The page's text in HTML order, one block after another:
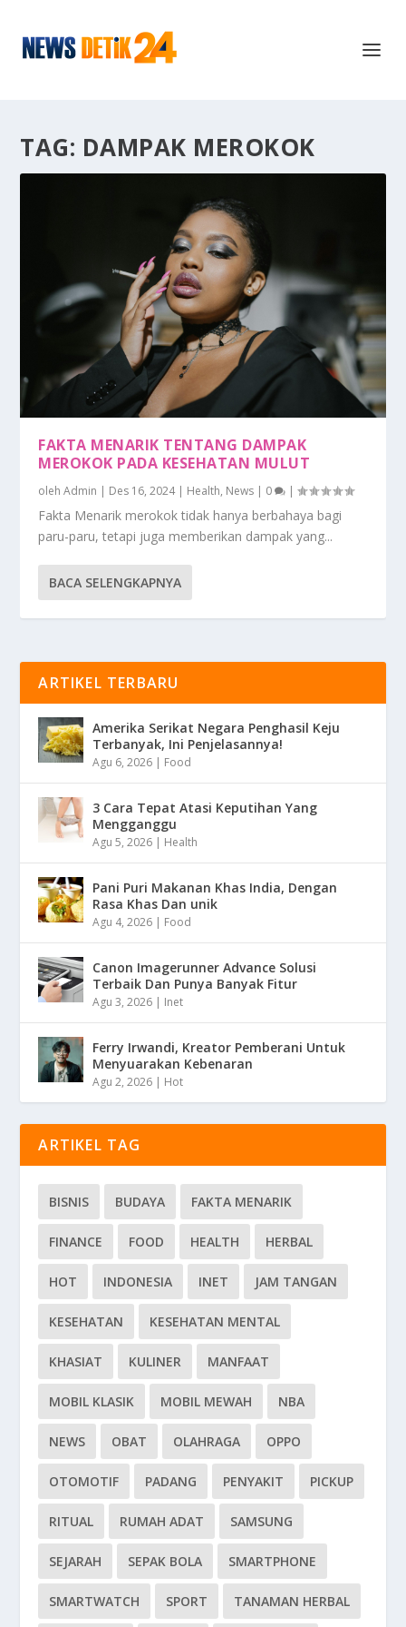
TAG: DAMPAK MEROKOK
FAKTA MENARIK TENTANG DAMPAK
MEROKOK PADA KESEHATAN MULUT
olehAdmin | Des 16, 2024| Health, News | 0 |
Fakta Menarik merokok tidak hanya berbahaya bagi
paru-paru, tetapi juga memberikan dampak yang...
BACA SELENGKAPNYA
ARTIKEL TERBARU
Amerika Serikat Negara Penghasil Keju
Terbanyak, Ini Penjelasannya!
Agu 6, 2026 | Food
3 Cara Tepat Atasi Keputihan Yang
Mengganggu
Agu 5, 2026 | Health
Pani Puri Makanan Khas India, Dengan
Rasa Khas Dan unik
Agu 4, 2026 | Food
Canon Imagerunner Advance Solusi
Terbaik Dan Punya Banyak Fitur
Agu 3, 2026 | Inet
Ferry Irwandi, Kreator Pemberani Untuk
Menyuarakan Kebenaran
Agu 2, 2026 | Hot
ARTIKEL TAG
BISNIS BUDAYA FAKTA MENARIK
FINANCE FOOD HEALTH HERBAL
HOT INDONESIA INET JAM TANGAN
KESEHATAN KESEHATAN MENTAL
KHASIAT KULINER MANFAAT
MOBIL KLASIK MOBIL MEWAH NBA
NEWS OBAT OLAHRAGA OPPO
OTOMOTIF PADANG PENYAKIT PICKUP
RITUAL RUMAH ADAT SAMSUNG
SEJARAH SEPAK BOLA SMARTPHONE
SMARTWATCH SPORT TANAMAN HERBAL